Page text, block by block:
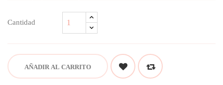
Cantidad
AÑADIR AL CARRITO